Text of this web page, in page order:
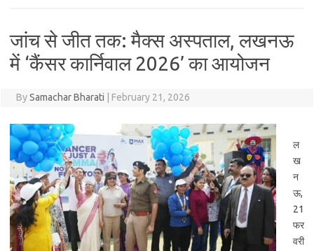
जांच से जीत तक: मैक्स अस्पताल, लखनऊ
में ‘कैंसर कार्निवाल 2026’ का आयोजन
BySamachar Bharati February 21, 2026
ल
ख
न
ऊ,
21
फर
वरी